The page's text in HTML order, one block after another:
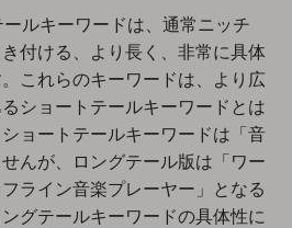
ルキーワードは、通常ニッチ
付ける、より長く、非常に具体
これらのキーワードは、より広
ショートテールキーワードとは
ョートテールキーワードは「音
んが、ロングテール版は「ワー
ライン音楽プレーヤー」となる
グテールキーワードの具体性に